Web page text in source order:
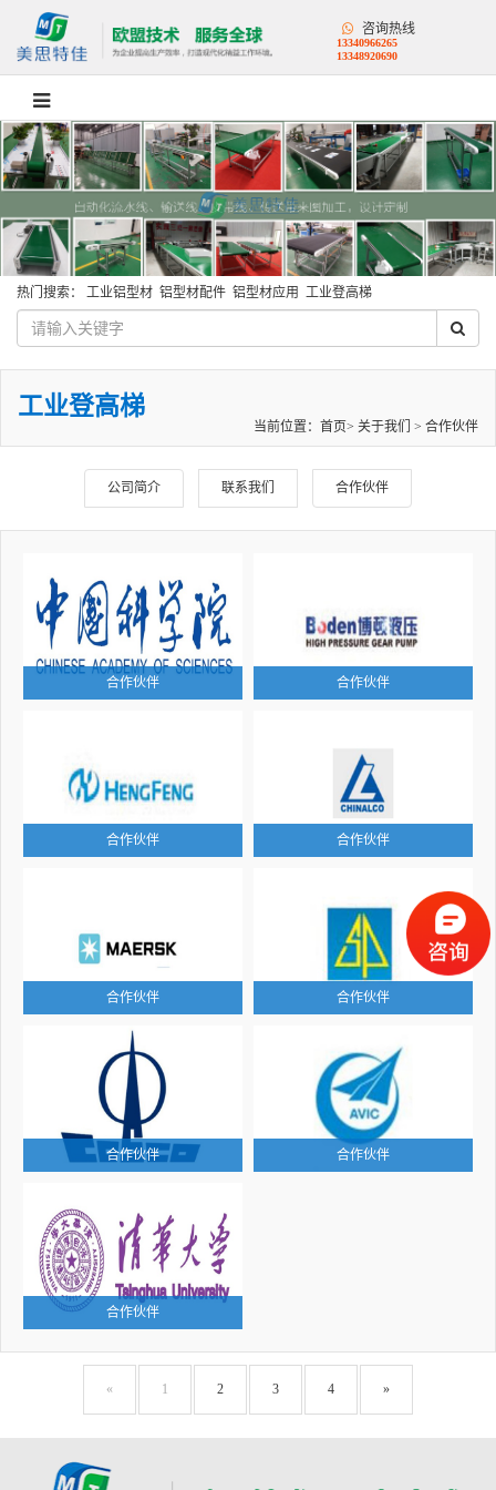
咨询热线
13340966265
13348920690
热门搜索： 工业铝型材 铝型材配件 铝型材应用 工业登高梯
工业登高梯
当前位置： 首页> 关于我们 > 合作伙伴
公司简介 联系我们 合作伙伴
合作伙伴 合作伙伴
合作伙伴 合作伙伴
合作伙伴 合作伙伴
合作伙伴 合作伙伴
合作伙伴
« 1 2 3 4 »